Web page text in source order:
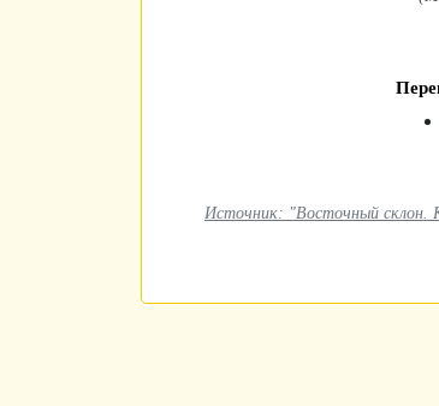
Источник: "Восточный склон.